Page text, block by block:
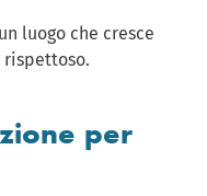
luogo che cresce
rispettoso.
per